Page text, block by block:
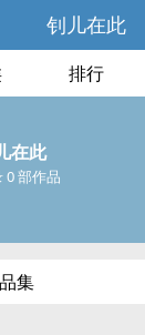
钊儿在此
排行
在此
0 部作品
集